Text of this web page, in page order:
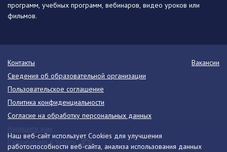
Наш веб-сайт использует Cookies для улучшения
работоспособности веб-сайта, анализа использования данных
программ, учебных программ, вебинаров, видео уроков или
фильмов.
Контакты
Вакансии
Сведения об образовательной организации
Пользовательское соглашение
Политика конфиденциальности
Согласие на обработку персональных данных
Разработано в Victory